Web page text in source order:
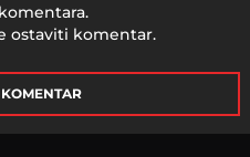
ostaviti komentar.